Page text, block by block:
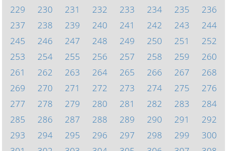
229
230 231 232 233 234 235
236
237
238 239 240 241 242 243
244
245
246 247 248 249 250 251
252
253
254 255 256 257 258 259
260
261
262 263 264 265 266 267
268
269
270 271 272 273 274 275
276
277
278 279 280 281 282 283
284
285
286 287 288 289 290 291
292
293
294 295 296 297 298 299
300